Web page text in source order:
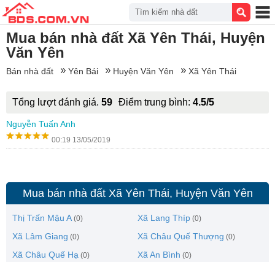
Mua bán nhà đất Xã Yên Thái, Huyện
Văn Yên
Bán nhà đất Yên Bái Huyện Văn Yên Xã Yên Thái
Tổng lượt đánh giá. 59 Điểm trung bình: 4.5/5
Nguyễn Tuấn Anh
00:19 13/05/2019
Mua bán nhà đất Xã Yên Thái, Huyện Văn Yên
Thị Trấn Mậu A (0) Xã Lang Thíp (0)
Xã Lâm Giang (0) Xã Châu Quế Thượng (0)
Xã Châu Quế Hạ (0) Xã An Bình (0)
Tìm kiếm nhà đất